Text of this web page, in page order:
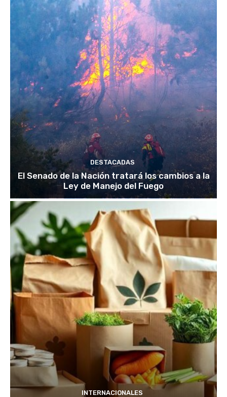
DESTACADAS
El Senado de la Nación tratará los cambios a la
Ley de Manejo del Fuego
INTERNACIONALES